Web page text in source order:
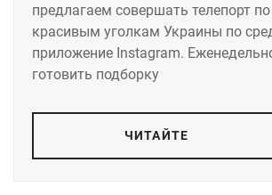
предлагаем совершать телепорт
красивым уголкам Украины по
приложение Instagram.
готовить подборку
ЧИТАЙТЕ